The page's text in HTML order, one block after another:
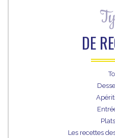
DE
Les recettes